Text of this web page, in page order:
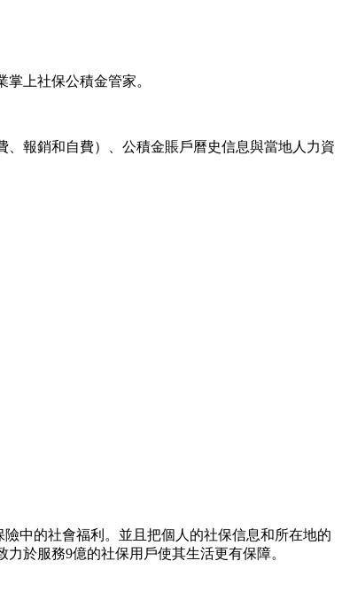
上社保公積金管家。
報銷和自費）、公積金賬戶曆史信息與當地人力資
中的社會福利。並且把個人的社保信息和所在地的
於服務9億的社保用戶使其生活更有保障。